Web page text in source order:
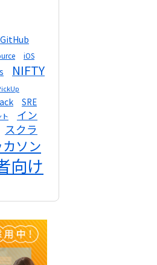
GitHub
iOS
NIFTY
SRE
ト
イン
スクラ
ソン
向け